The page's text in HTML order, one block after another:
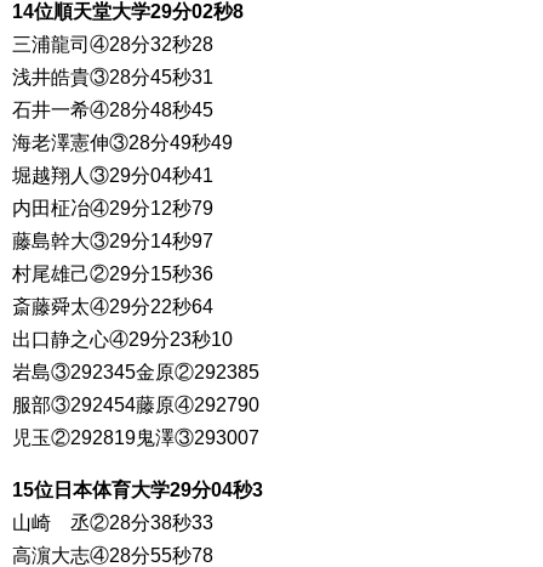
14位順天堂大学29分02秒8
三浦龍司④28分32秒28
浅井皓貴③28分45秒31
石井一希④28分48秒45
海老澤憲伸③28分49秒49
堀越翔人③29分04秒41
内田柾冶④29分12秒79
藤島幹大③29分14秒97
村尾雄己②29分15秒36
斎藤舜太④29分22秒64
出口静之心④29分23秒10
岩島③292345金原②292385
服部③292454藤原④292790
児玉②292819鬼澤③293007
15位日本体育大学29分04秒3
山崎 丞②28分38秒33
高濵大志④28分55秒78